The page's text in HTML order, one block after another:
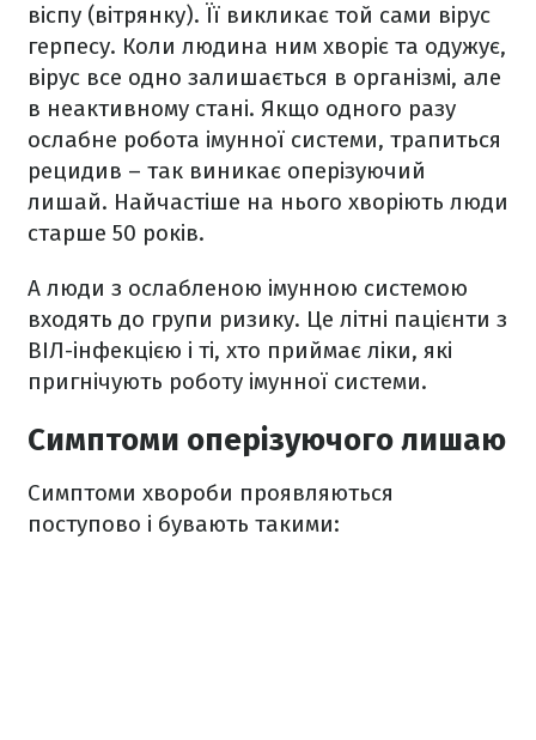
віспу (вітрянку). Її викликає той сами вірус
герпесу. Коли людина ним хворіє та одужує,
вірус все одно залишається в організмі, але
в неактивному стані. Якщо одного разу
ослабне робота імунної системи, трапиться
рецидив – так виникає оперізуючий
лишай. Найчастіше на нього хворіють люди
старше 50 років.
А люди з ослабленою імунною системою
входять до групи ризику. Це літні пацієнти з
ВІЛ-інфекцією і ті, хто приймає ліки, які
пригнічують роботу імунної системи.
Симптоми оперізуючого лишаю
Симптоми хвороби проявляються
поступово і бувають такими: